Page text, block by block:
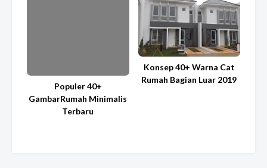
Populer 40+
GambarRumah Minimalis
Terbaru
Konsep 40+ Warna Cat
Rumah Bagian Luar 2019